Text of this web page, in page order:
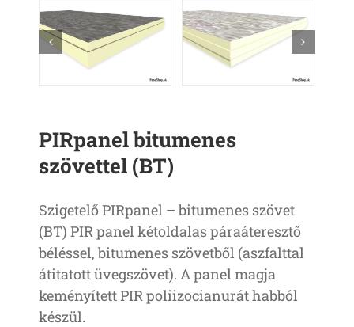
PIRpanel bitumenes
szövettel (BT)
Szigetelő PIRpanel – bitumenes szövet
(BT) PIR panel kétoldalas páraáteresztő
béléssel, bitumenes szövetből (aszfalttal
átitatott üvegszövet). A panel magja
keményített PIR poliizocianurát habból
készül.